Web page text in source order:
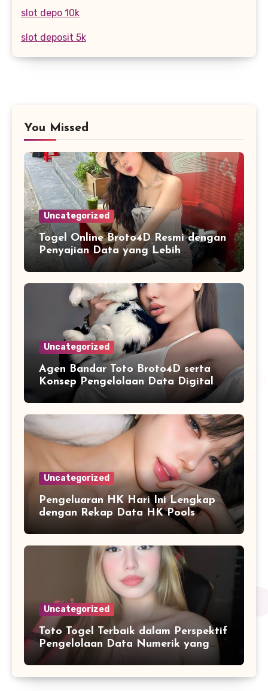
slot depo 10k
slot deposit 5k
You Missed
Uncategorized
Togel Online Broto4D Resmi dengan
Penyajian Data yang Lebih
Sistematis
Uncategorized
Agen Bandar Toto Broto4D serta
Konsep Pengelolaan Data Digital
yang Lebih Terstruktur
Uncategorized
Pengeluaran HK Hari Ini Lengkap
dengan Rekap Data HK Pools
Uncategorized
Toto Togel Terbaik dalam Perspektif
Pengelolaan Data Numerik yang